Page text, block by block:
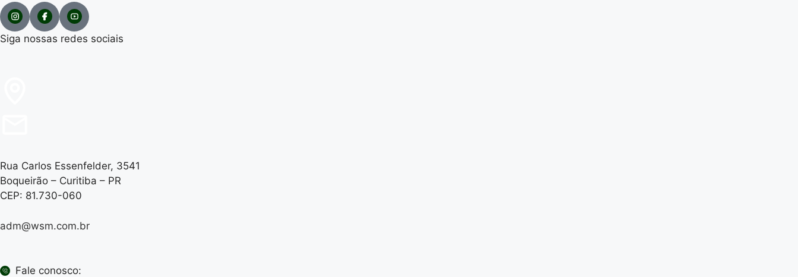
Siga nossas redes sociais
Rua Carlos Essenfelder, 3541
Boqueirão – Curitiba – PR
CEP: 81.730-060
adm@wsm.com.br
Fale conosco: